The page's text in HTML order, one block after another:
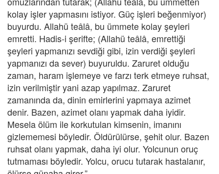
kolay işler yapmasını istiyor. Güç işleri beğenmiyor)
buyurdu. Allahü teâlâ, bu ümmete kolay şeyleri
emretti. Hadis-i şerifte; (Allahü teâlâ, emrettiği
şeyleri yapmanızı sevdiği gibi, izin verdiği şeyleri
yapmanızı da sever) buyuruldu. Zaruret olduğu
zaman, haram işlemeye ve farzı terk etmeye ruhsat,
izin verilmiştir yani azap yapılmaz. Zaruret
zamanında da, dinin emirlerini yapmaya azimet
denir. Bazen, azimet olanı yapmak daha iyidir.
Mesela ölüm ile korkutulan kimsenin, imanını
gizlememesi böyledir. Öldürülürse, şehit olur. Bazen
ruhsat olanı yapmak, daha iyi olur. Yolcunun oruç
tutmaması böyledir. Yolcu, orucu tutarak hastalanır,